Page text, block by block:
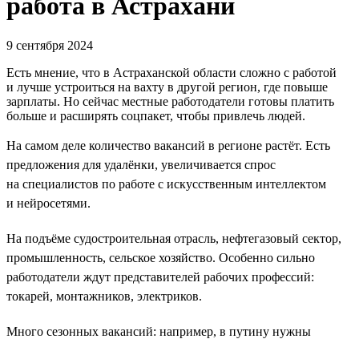
работа в Астрахани
9 сентября 2024
Есть мнение, что в Астраханской области сложно с работой
и лучше устроиться на вахту в другой регион, где повыше
зарплаты. Но сейчас местные работодатели готовы платить
больше и расширять соцпакет, чтобы привлечь людей.
На самом деле количество вакансий в регионе растёт. Есть
предложения для удалёнки, увеличивается спрос
на специалистов по работе с искусственным интеллектом
и нейросетями.
На подъёме судостроительная отрасль, нефтегазовый сектор,
промышленность, сельское хозяйство. Особенно сильно
работодатели ждут представителей рабочих профессий:
токарей, монтажников, электриков.
Много сезонных вакансий: например, в путину нужны